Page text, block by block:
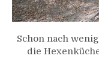
Schon nach
die